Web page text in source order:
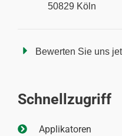
50829 Köln
Bewerten Sie uns
Schnellzugriff
Applikatoren